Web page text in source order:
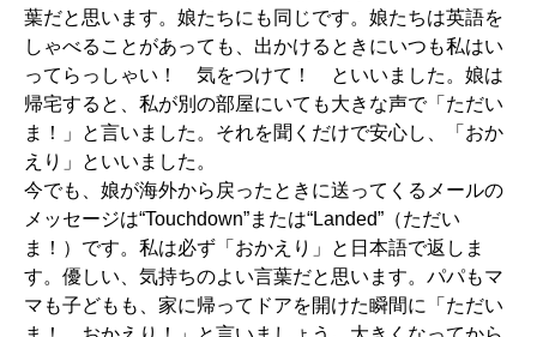
葉だと思います。娘たちにも同じです。娘たちは英語を
しゃべることがあっても、出かけるときにいつも私はい
ってらっしゃい！ 気をつけて！ といいました。娘は
帰宅すると、私が別の部屋にいても大きな声で「ただい
ま！」と言いました。それを聞くだけで安心し、「おか
えり」といいました。
今でも、娘が海外から戻ったときに送ってくるメールの
メッセージは“Touchdown”または“Landed”（ただい
ま！）です。私は必ず「おかえり」と日本語で返しま
す。優しい、気持ちのよい言葉だと思います。パパもマ
マも子どもも、家に帰ってドアを開けた瞬間に「ただい